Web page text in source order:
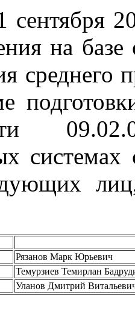
сентября
на базе
среднего
Рязанов Марк Юрьевич
Темурзиев Темирлан
Уланов Дмитрий